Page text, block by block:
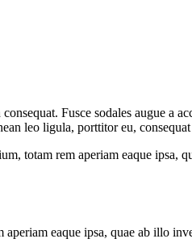
Fusce sodales augue a
leo ligula, porttitor eu,
totam rem aperiam eaque ipsa,
eaque ipsa, quae ab illo